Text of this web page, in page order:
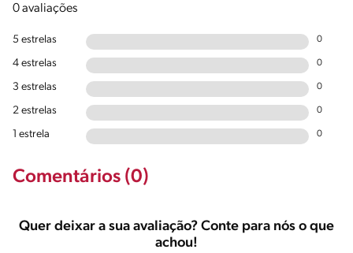
0 avaliações
5 estrelas 0
4 estrelas 0
3 estrelas 0
2 estrelas 0
1 estrela 0
Comentários (0)
Quer deixar a sua avaliação? Conte para nós o que
achou!